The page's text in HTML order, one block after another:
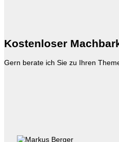
Kostenloser
Gern berate ich Sie zu Ihren